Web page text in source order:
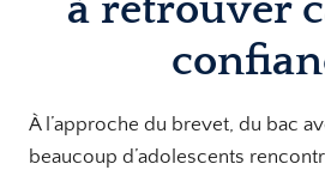
à retrouver
À l’approche du brevet, du bac
beaucoup d’adolescents